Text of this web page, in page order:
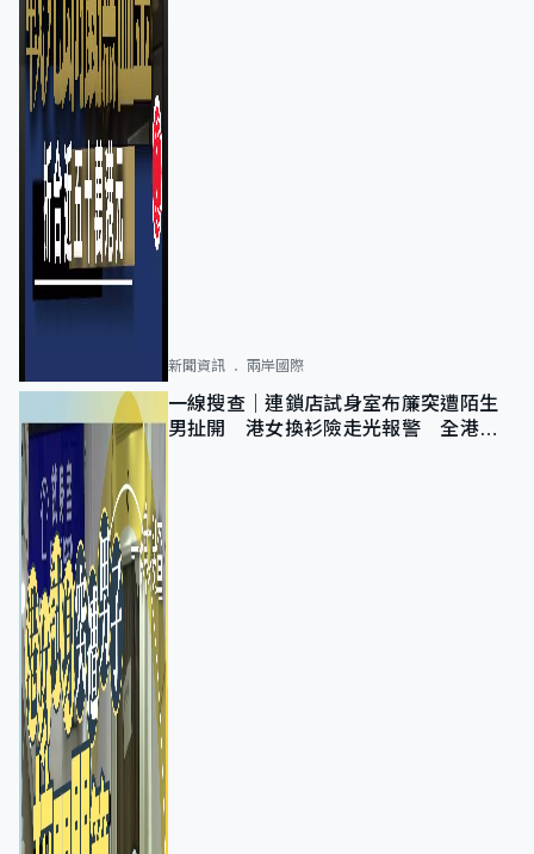
新聞資訊 兩岸國際
一線搜查｜連鎖店試身室布簾突遭陌生
男扯開 港女換衫險走光報警 全港分